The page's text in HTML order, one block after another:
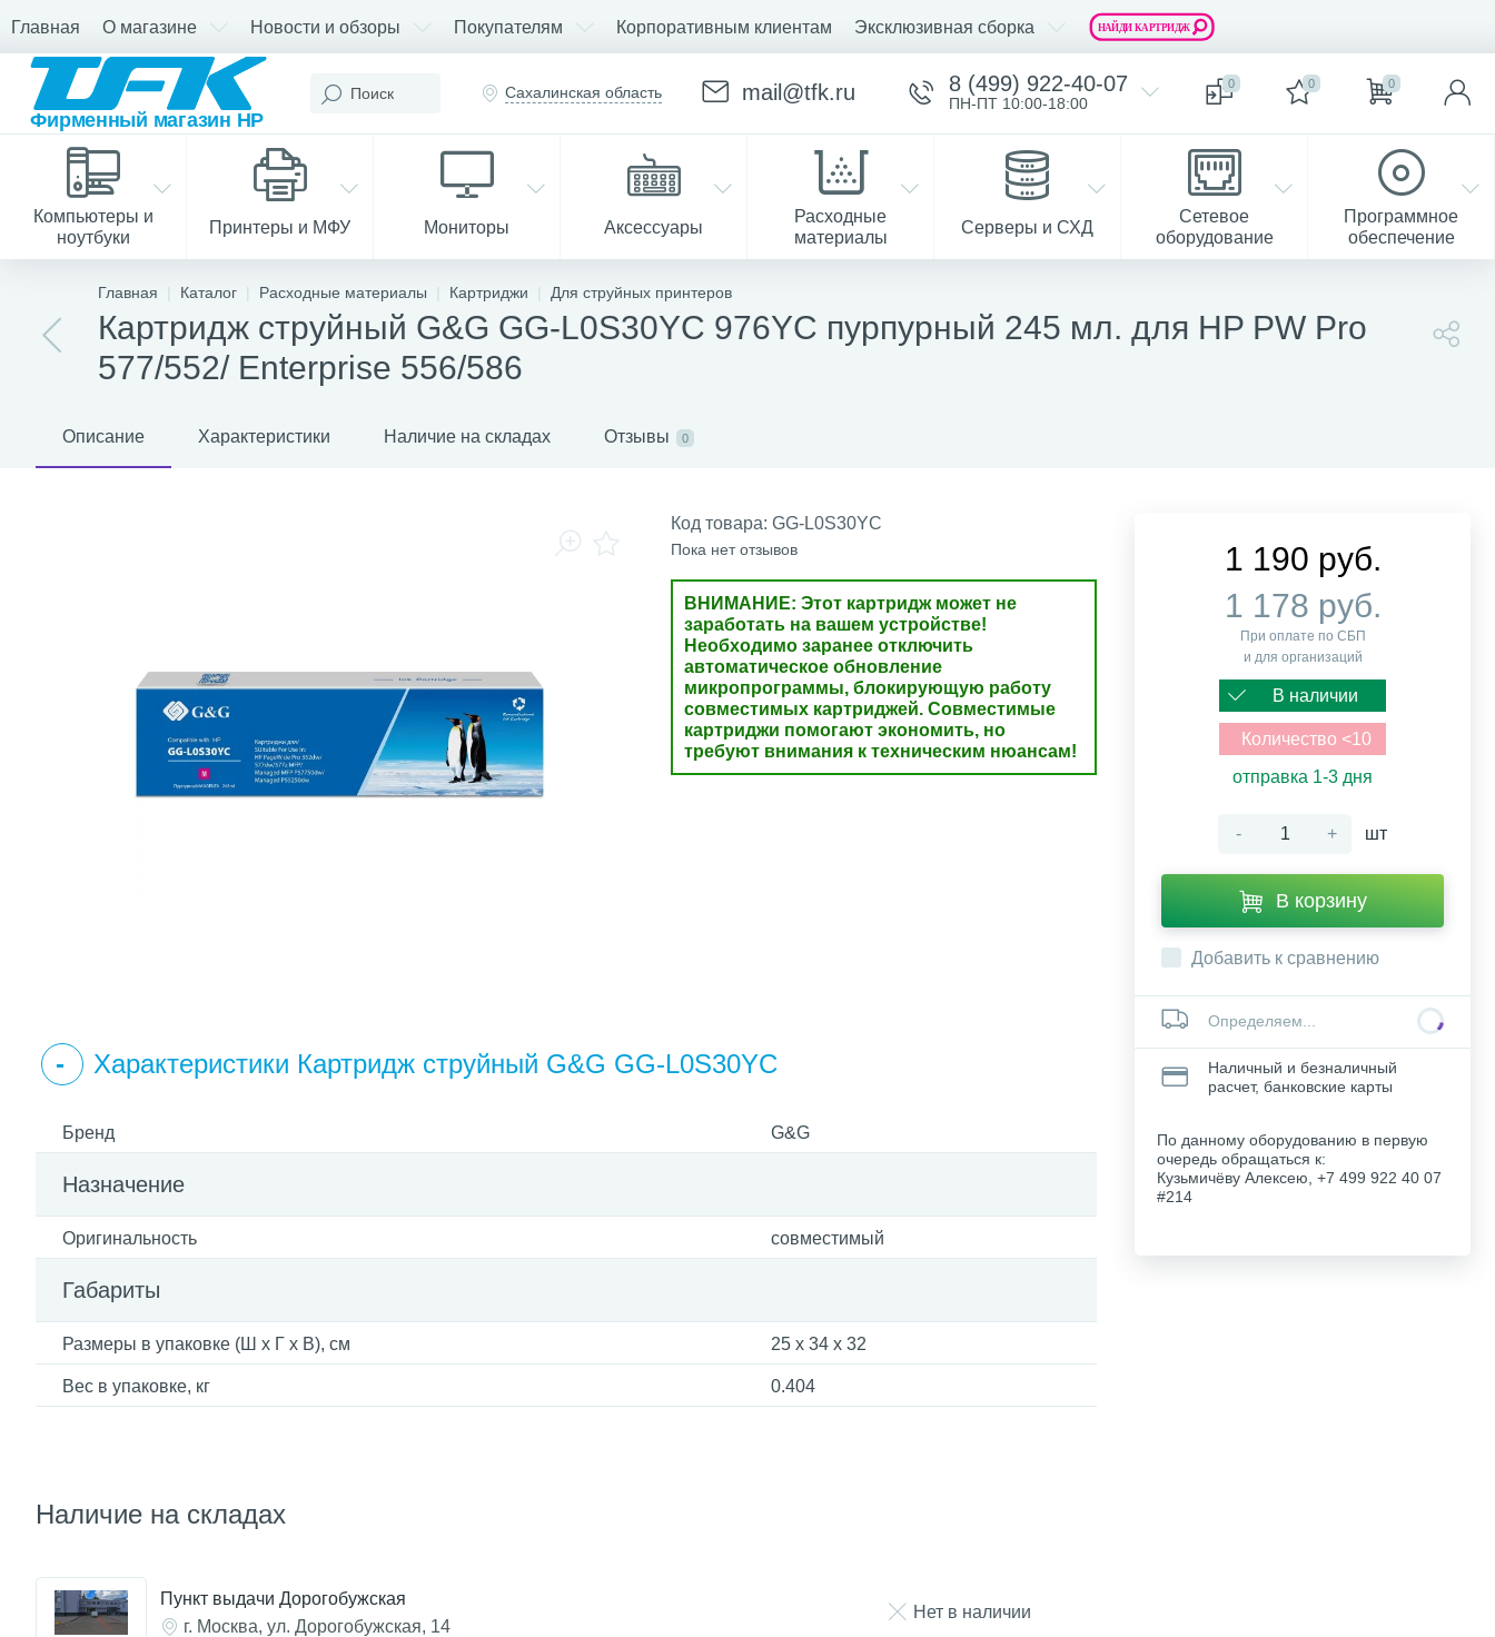
Главная О магазине Новости и обзоры Покупателям Корпоративным клиентам Эксклюзивная сборка
Сахалинская область mail@tfk.ru 8 (499) 922-40-07
ПН-ПТ 10:00-18:00
0 0 0
Компьютеры и
ноутбуки
Принтеры и МФУ Мониторы Аксессуары
Расходные
материалы
Серверы и СХД
Сетевое
оборудование
Программное
обеспечение
Главная Каталог Расходные материалы Картриджи Для струйных принтеров
Картридж струйный G&G GG-L0S30YC 976YC пурпурный 245 мл. для HP PW Pro
577/552/ Enterprise 556/586
Описание Характеристики Наличие на складах Отзывы 0
Код товара: GG-L0S30YC
Пока нет отзывов
ВНИМАНИЕ: Этот картридж может не
заработать на вашем устройстве!
Необходимо заранее отключить
автоматическое обновление
микропрограммы, блокирующую работу
совместимых картриджей. Совместимые
картриджи помогают экономить, но
требуют внимания к техническим нюансам!
Характеристики Картридж струйный G&G GG-L0S30YC
Бренд G&G
Назначение
Оригинальность совместимый
Габариты
Размеры в упаковке (Ш x Г x В), см 25 x 34 x 32
Вес в упаковке, кг 0.404
Наличие на складах
Пункт выдачи Дорогобужская
г. Москва, ул. Дорогобужская, 14
Нет в наличии
1 190 руб.
1 178 руб.
При оплате по СБП
и для организаций
В наличии
Количество <10
отправка 1-3 дня
- + шт
В корзину
Добавить к сравнению
Определяем...
Наличный и безналичный
расчет, банковские карты
По данному оборудованию в первую
очередь обращаться к:
Кузьмичёву Алексею, +7 499 922 40 07
#214